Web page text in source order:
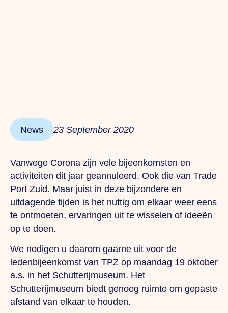
News 23 September 2020
Vanwege Corona zijn vele bijeenkomsten en
activiteiten dit jaar geannuleerd. Ook die van Trade
Port Zuid. Maar juist in deze bijzondere en
uitdagende tijden is het nuttig om elkaar weer eens
te ontmoeten, ervaringen uit te wisselen of ideeën
op te doen.
We nodigen u daarom gaarne uit voor de
ledenbijeenkomst van TPZ op maandag 19 oktober
a.s. in het Schutterijmuseum. Het
Schutterijmuseum biedt genoeg ruimte om gepaste
afstand van elkaar te houden.